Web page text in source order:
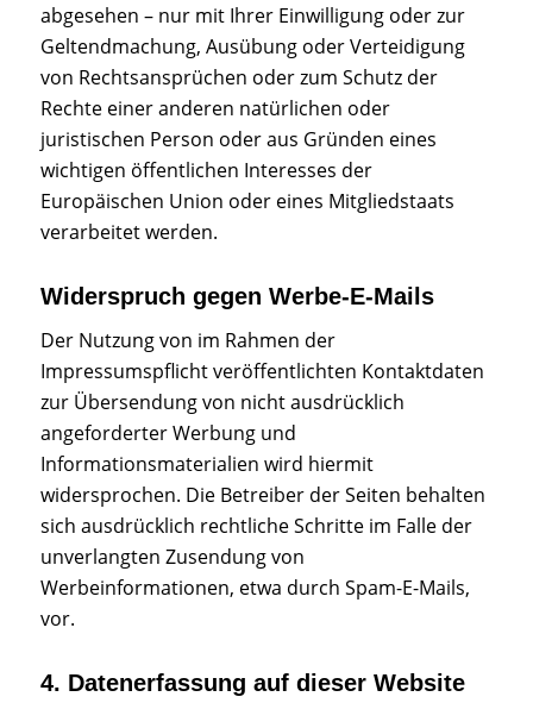
abgesehen – nur mit Ihrer Einwilligung oder zur
Geltendmachung, Ausübung oder Verteidigung
von Rechtsansprüchen oder zum Schutz der
Rechte einer anderen natürlichen oder
juristischen Person oder aus Gründen eines
wichtigen öffentlichen Interesses der
Europäischen Union oder eines Mitgliedstaats
verarbeitet werden.
Widerspruch gegen Werbe-E-Mails
Der Nutzung von im Rahmen der
Impressumspflicht veröffentlichten Kontaktdaten
zur Übersendung von nicht ausdrücklich
angeforderter Werbung und
Informationsmaterialien wird hiermit
widersprochen. Die Betreiber der Seiten behalten
sich ausdrücklich rechtliche Schritte im Falle der
unverlangten Zusendung von
Werbeinformationen, etwa durch Spam-E-Mails,
vor.
4. Datenerfassung auf dieser Website